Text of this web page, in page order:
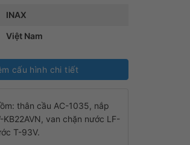
INAX
Việt Nam
cấu hình chi tiết
thân cầu AC-1035, nắp
van chặn nước LF-
T-93V.